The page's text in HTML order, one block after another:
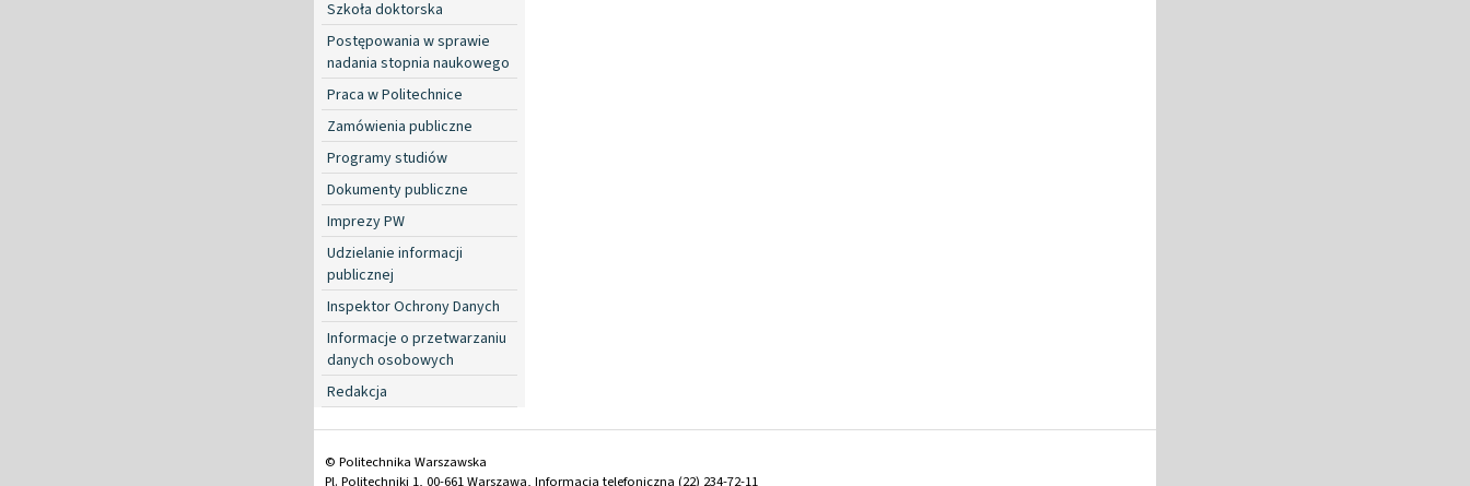
Szkoła doktorska
Postępowania w sprawie
nadania stopnia naukowego
Praca w Politechnice
Zamówienia publiczne
Programy studiów
Dokumenty publiczne
Imprezy PW
Udzielanie informacji
publicznej
Inspektor Ochrony Danych
Informacje o przetwarzaniu
danych osobowych
Redakcja
© Politechnika Warszawska
Pl. Politechniki 1, 00-661 Warszawa, Informacja telefoniczna (22) 234-72-11